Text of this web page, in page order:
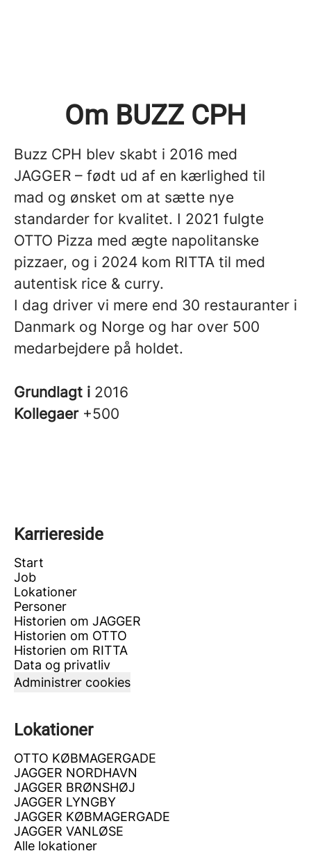
Om BUZZ CPH
Buzz CPH blev skabt i 2016 med
JAGGER – født ud af en kærlighed til
mad og ønsket om at sætte nye
standarder for kvalitet. I 2021 fulgte
OTTO Pizza med ægte napolitanske
pizzaer, og i 2024 kom RITTA til med
autentisk rice & curry.
I dag driver vi mere end 30 restauranter i
Danmark og Norge og har over 500
medarbejdere på holdet.
Grundlagt i 2016
Kollegaer +500
Karriereside
Start
Job
Lokationer
Personer
Historien om JAGGER
Historien om OTTO
Historien om RITTA
Data og privatliv
Administrer cookies
Lokationer
OTTO KØBMAGERGADE
JAGGER NORDHAVN
JAGGER BRØNSHØJ
JAGGER LYNGBY
JAGGER KØBMAGERGADE
JAGGER VANLØSE
Alle lokationer